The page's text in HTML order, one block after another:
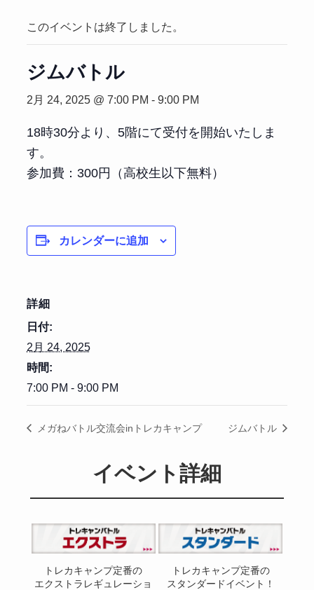
このイベントは終了しました。
ジムバトル
2月 24, 2025 @ 7:00 PM - 9:00 PM
18時30分より、5階にて受付を開始いたしま
す。
参加費：300円（高校生以下無料）
カレンダーに追加
詳細
日付:
2月 24, 2025
時間:
7:00 PM - 9:00 PM
メガねバトル交流会inトレカキャンプ ジムバトル
イベント詳細
トレカキャンプ定番の
エクストラレギュレーショ
トレカキャンプ定番の
スタンダードイベント！